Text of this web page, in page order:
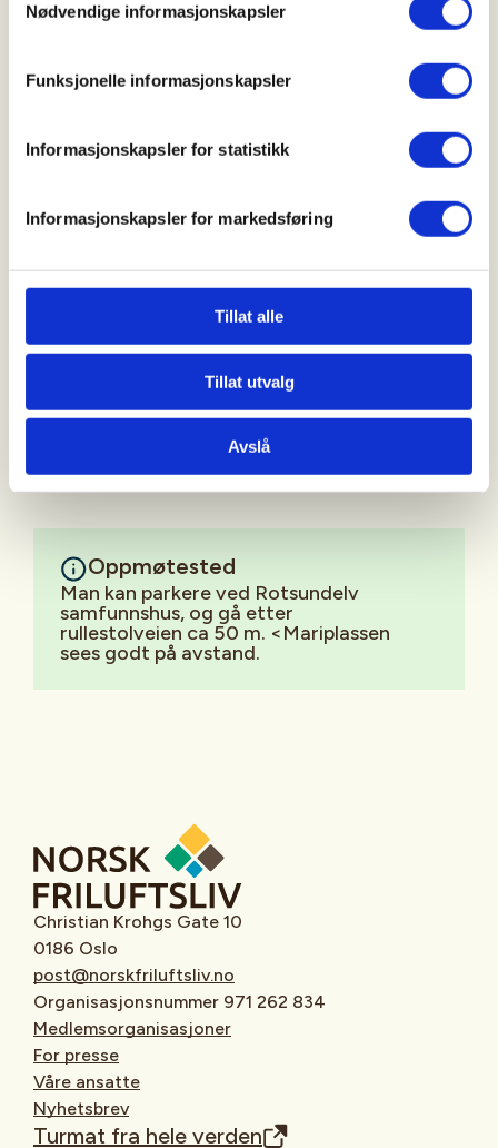
Nødvendige informasjonskapsler
Funksjonelle informasjonskapsler
Informasjonskapsler for statistikk
Informasjonskapsler for markedsføring
Tillat alle
Tillat utvalg
Avslå
90764528
Vi møtes på Mariplassen kl 13, der blir det
servert grilla laks med tilbehør til alle.
På Mariplassen er det mulighet for lek både for små
og store. Det er sykkelbane, så ta gjerne med
sykkel. Etter middag serverer vi kaffe, saft og kaker.
Alt er gratis, Det kreves ingen påmelding.
Oppmøtested
Man kan parkere ved Rotsundelv
samfunnshus, og gå etter
rullestolveien ca 50 m. <Mariplassen
sees godt på avstand.
Christian Krohgs Gate 10
0186 Oslo
post@norskfriluftsliv.no
Organisasjonsnummer 971 262 834
Medlemsorganisasjoner
For presse
Våre ansatte
Nyhetsbrev
Turmat fra hele verden